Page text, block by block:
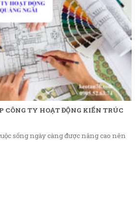
CÔNG TY HOẠT ĐỘNG KIẾN TRÚC
sống ngày càng được nâng cao nên